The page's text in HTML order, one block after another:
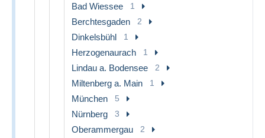
Bad Wiessee 1
Berchtesgaden 2
Dinkelsbühl 1
Herzogenaurach 1
Lindau a. Bodensee 2
Miltenberg a. Main 1
München 5
Nürnberg 3
Oberammergau 2